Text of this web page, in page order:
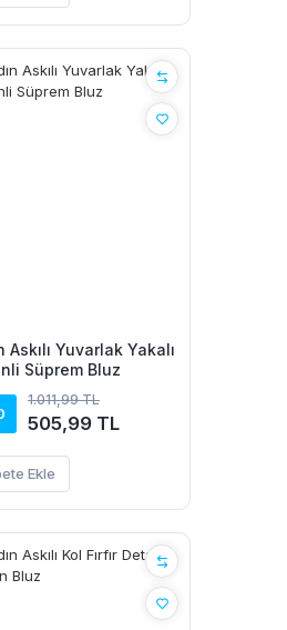
Askılı Yuvarlak Yakalı
Süprem Bluz
1.011,99 TL
505,99 TL
Ekle